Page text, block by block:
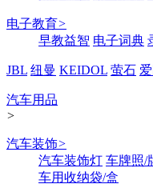
电子教育>
早教益智 电子词典
JBL 纽曼 KEIDOL 萤石
汽车用品
>
汽车装饰>
汽车装饰灯 车牌照/
车用收纳袋/盒